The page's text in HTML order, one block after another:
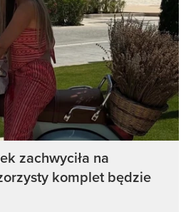
zachwyciła na
komplet będzie